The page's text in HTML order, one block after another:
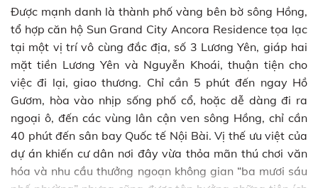
Được mạnh danh là thành phố vàng bên bờ sông Hồng,
tổ hợp căn hộ Sun Grand City Ancora Residence tọa lạc
tại một vị trí vô cùng đắc địa, số 3 Lương Yên, giáp hai
mặt tiền Lương Yên và Nguyễn Khoái, thuận tiện cho
việc đi lại, giao thương. Chỉ cần 5 phút đến ngay Hồ
Gươm, hòa vào nhịp sống phố cổ, hoặc dễ dàng đi ra
ngoại ô, đến các vùng lân cận ven sông Hồng, chỉ cần
40 phút đến sân bay Quốc tế Nội Bài. Vị thế ưu việt của
dự án khiến cư dân nơi đây vừa thỏa mãn thú chơi văn
hóa và nhu cầu thưởng ngoạn không gian “ba mươi sáu